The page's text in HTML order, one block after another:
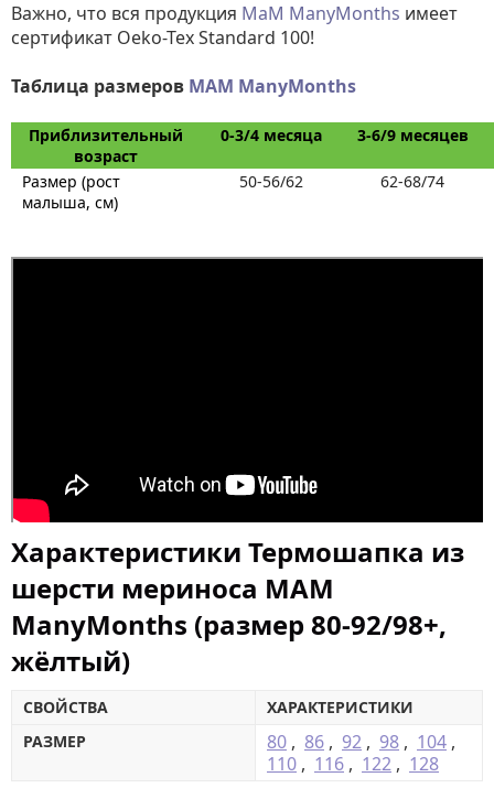
Важно, что вся продукция МаМ ManyMonths имеет
сертификат Oeko-Tex Standard 100!
Таблица размеров MAM ManyMonths
Приблизительный
возраст
0-3/4 месяца 3-6/9 месяцев
Размер (рост
малыша, см)
50-56/62 62-68/74
Характеристики Термошапка из
шерсти мериноса MAM
ManyMonths (размер 80-92/98+,
жёлтый)
СВОЙСТВА
ХАРАКТЕРИСТИКИ
РАЗМЕР
80 , 86 , 92 , 98 , 104 ,
110 , 116 , 122 , 128